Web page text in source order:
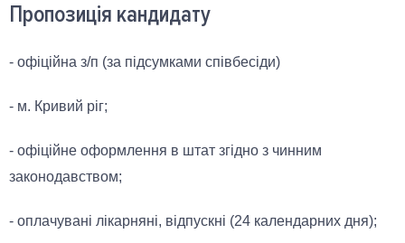
Пропозиція кандидату
- офіційна з/п (за підсумками співбесіди)
- м. Кривий ріг;
- офіційне оформлення в штат згідно з чинним
законодавством;
- оплачувані лікарняні, відпускні (24 календарних дня);